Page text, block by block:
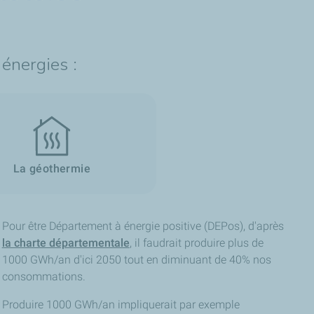
:
La géothermie
Pour être Département à énergie positive (DEPos), d'après
la charte départementale, il faudrait produire plus de
1000 GWh/an d'ici 2050 tout en diminuant de 40% nos
consommations.
Produire 1000 GWh/an impliquerait par exemple